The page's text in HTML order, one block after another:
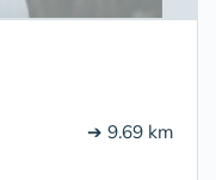
➔ 9.69 km